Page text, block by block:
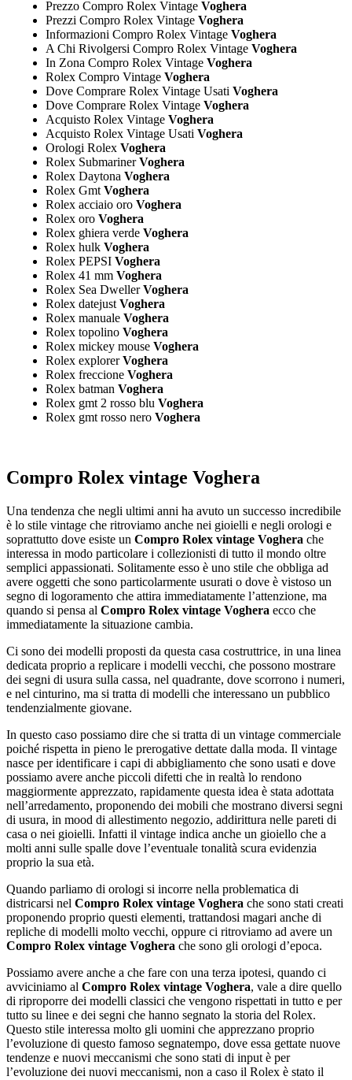
Prezzo Compro Rolex Vintage Voghera
Prezzi Compro Rolex Vintage Voghera
Informazioni Compro Rolex Vintage Voghera
A Chi Rivolgersi Compro Rolex Vintage Voghera
In Zona Compro Rolex Vintage Voghera
Rolex Compro Vintage Voghera
Dove Comprare Rolex Vintage Usati Voghera
Dove Comprare Rolex Vintage Voghera
Acquisto Rolex Vintage Voghera
Acquisto Rolex Vintage Usati Voghera
Orologi Rolex Voghera
Rolex SubmarinerVoghera
Rolex Daytona Voghera
Rolex Gmt Voghera
Rolex acciaio oro Voghera
Rolex oro Voghera
Rolex ghiera verde Voghera
Rolex hulk Voghera
Rolex PEPSI Voghera
Rolex 41 mm Voghera
Rolex Sea DwellerVoghera
Rolex datejust Voghera
Rolex manuale Voghera
Rolex topolino Voghera
Rolex mickey mouse Voghera
Rolex explorerVoghera
Rolex freccione Voghera
Rolex batman Voghera
Rolex gmt 2 rosso blu Voghera
Rolex gmt rosso nero Voghera
Compro Rolex vintage Voghera
Una tendenza che negli ultimi anni ha avuto un successo incredibile
è lo stile vintage che ritroviamo anche nei gioielli e negli orologi e
soprattutto dove esiste un Compro Rolex vintage Voghera che
interessa in modo particolare i collezionisti di tutto il mondo oltre
semplici appassionati. Solitamente esso è uno stile che obbliga ad
avere oggetti che sono particolarmente usurati o dove è vistoso un
segno di logoramento che attira immediatamente l’attenzione, ma
quando si pensa al Compro Rolex vintage Voghera ecco che
immediatamente la situazione cambia.
Ci sono dei modelli proposti da questa casa costruttrice, in una linea
dedicata proprio a replicare i modelli vecchi, che possono mostrare
dei segni di usura sulla cassa, nel quadrante, dove scorrono i numeri,
e nel cinturino, ma si tratta di modelli che interessano un pubblico
tendenzialmente giovane.
In questo caso possiamo dire che si tratta di un vintage commerciale
poiché rispetta in pieno le prerogative dettate dalla moda. Il vintage
nasce per identificare i capi di abbigliamento che sono usati e dove
possiamo avere anche piccoli difetti che in realtà lo rendono
maggiormente apprezzato, rapidamente questa idea è stata adottata
nell’arredamento, proponendo dei mobili che mostrano diversi segni
di usura, in mood di allestimento negozio, addirittura nelle pareti di
casa o nei gioielli. Infatti il vintage indica anche un gioiello che a
molti anni sulle spalle dove l’eventuale tonalità scura evidenzia
proprio la sua età.
Quando parliamo di orologi si incorre nella problematica di
districarsi nel Compro Rolex vintage Voghera che sono stati creati
proponendo proprio questi elementi, trattandosi magari anche di
repliche di modelli molto vecchi, oppure ci ritroviamo ad avere un
Compro Rolex vintage Voghera che sono gli orologi d’epoca.
Possiamo avere anche a che fare con una terza ipotesi, quando ci
avviciniamo al Compro Rolex vintage Voghera, vale a dire quello
di riproporre dei modelli classici che vengono rispettati in tutto e per
tutto su linee e dei segni che hanno segnato la storia del Rolex.
Questo stile interessa molto gli uomini che apprezzano proprio
l’evoluzione di questo famoso segnatempo, dove essa gettate nuove
tendenze e nuovi meccanismi che sono stati di input è per
l’evoluzione dei nuovi meccanismi, non a caso il Rolex è stato il